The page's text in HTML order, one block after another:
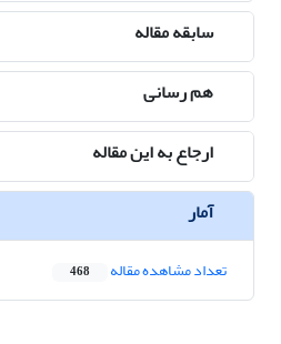
سابقه مقاله
هم رسانی
ارجاع به این مقاله
آمار
تعداد مشاهده مقاله 468